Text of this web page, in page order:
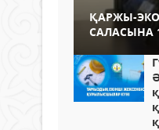
ҚАРЖЫ-
САЛАСЫНА